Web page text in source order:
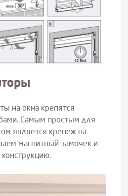
ы
на окна крепятся
Самым простым для
является крепеж на
магнитный замочек и